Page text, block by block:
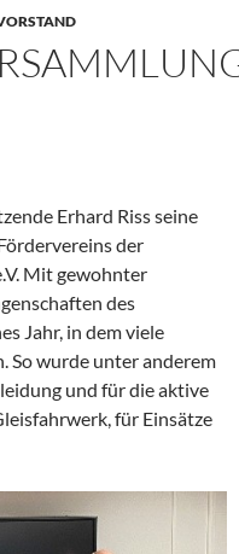
Erhard Riss seine
der
Mit gewohnter
des
Jahr, in dem viele
So wurde unter anderem
und für die aktive
für Einsätze